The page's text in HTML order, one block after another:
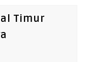
Timur